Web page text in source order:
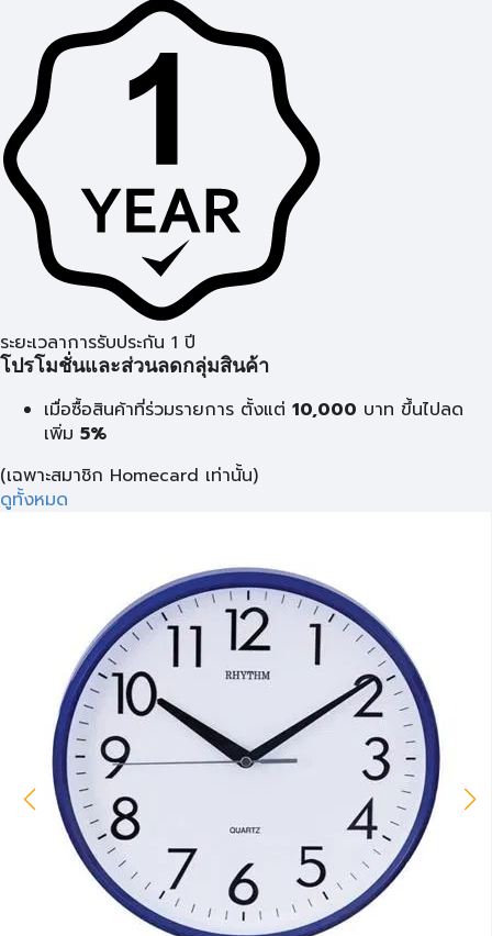
ระยะเวลาการรับประกัน 1 ปี
โปรโมชั่นและส่วนลดกลุ่มสินค้า
เมื่อซื้อสินค้าที่ร่วมรายการ ตั้งแต่ 10,000 บาท ขึ้นไปลด
เพิ่ม 5%
(เฉพาะสมาชิก Homecard เท่านั้น)
ดูทั้งหมด